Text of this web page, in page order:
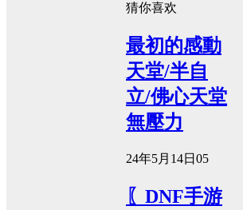
猜你喜欢
最初的感動
天堂/半自
立/佛心天堂
無壓力
24年5月14日 05
〖DNF手游